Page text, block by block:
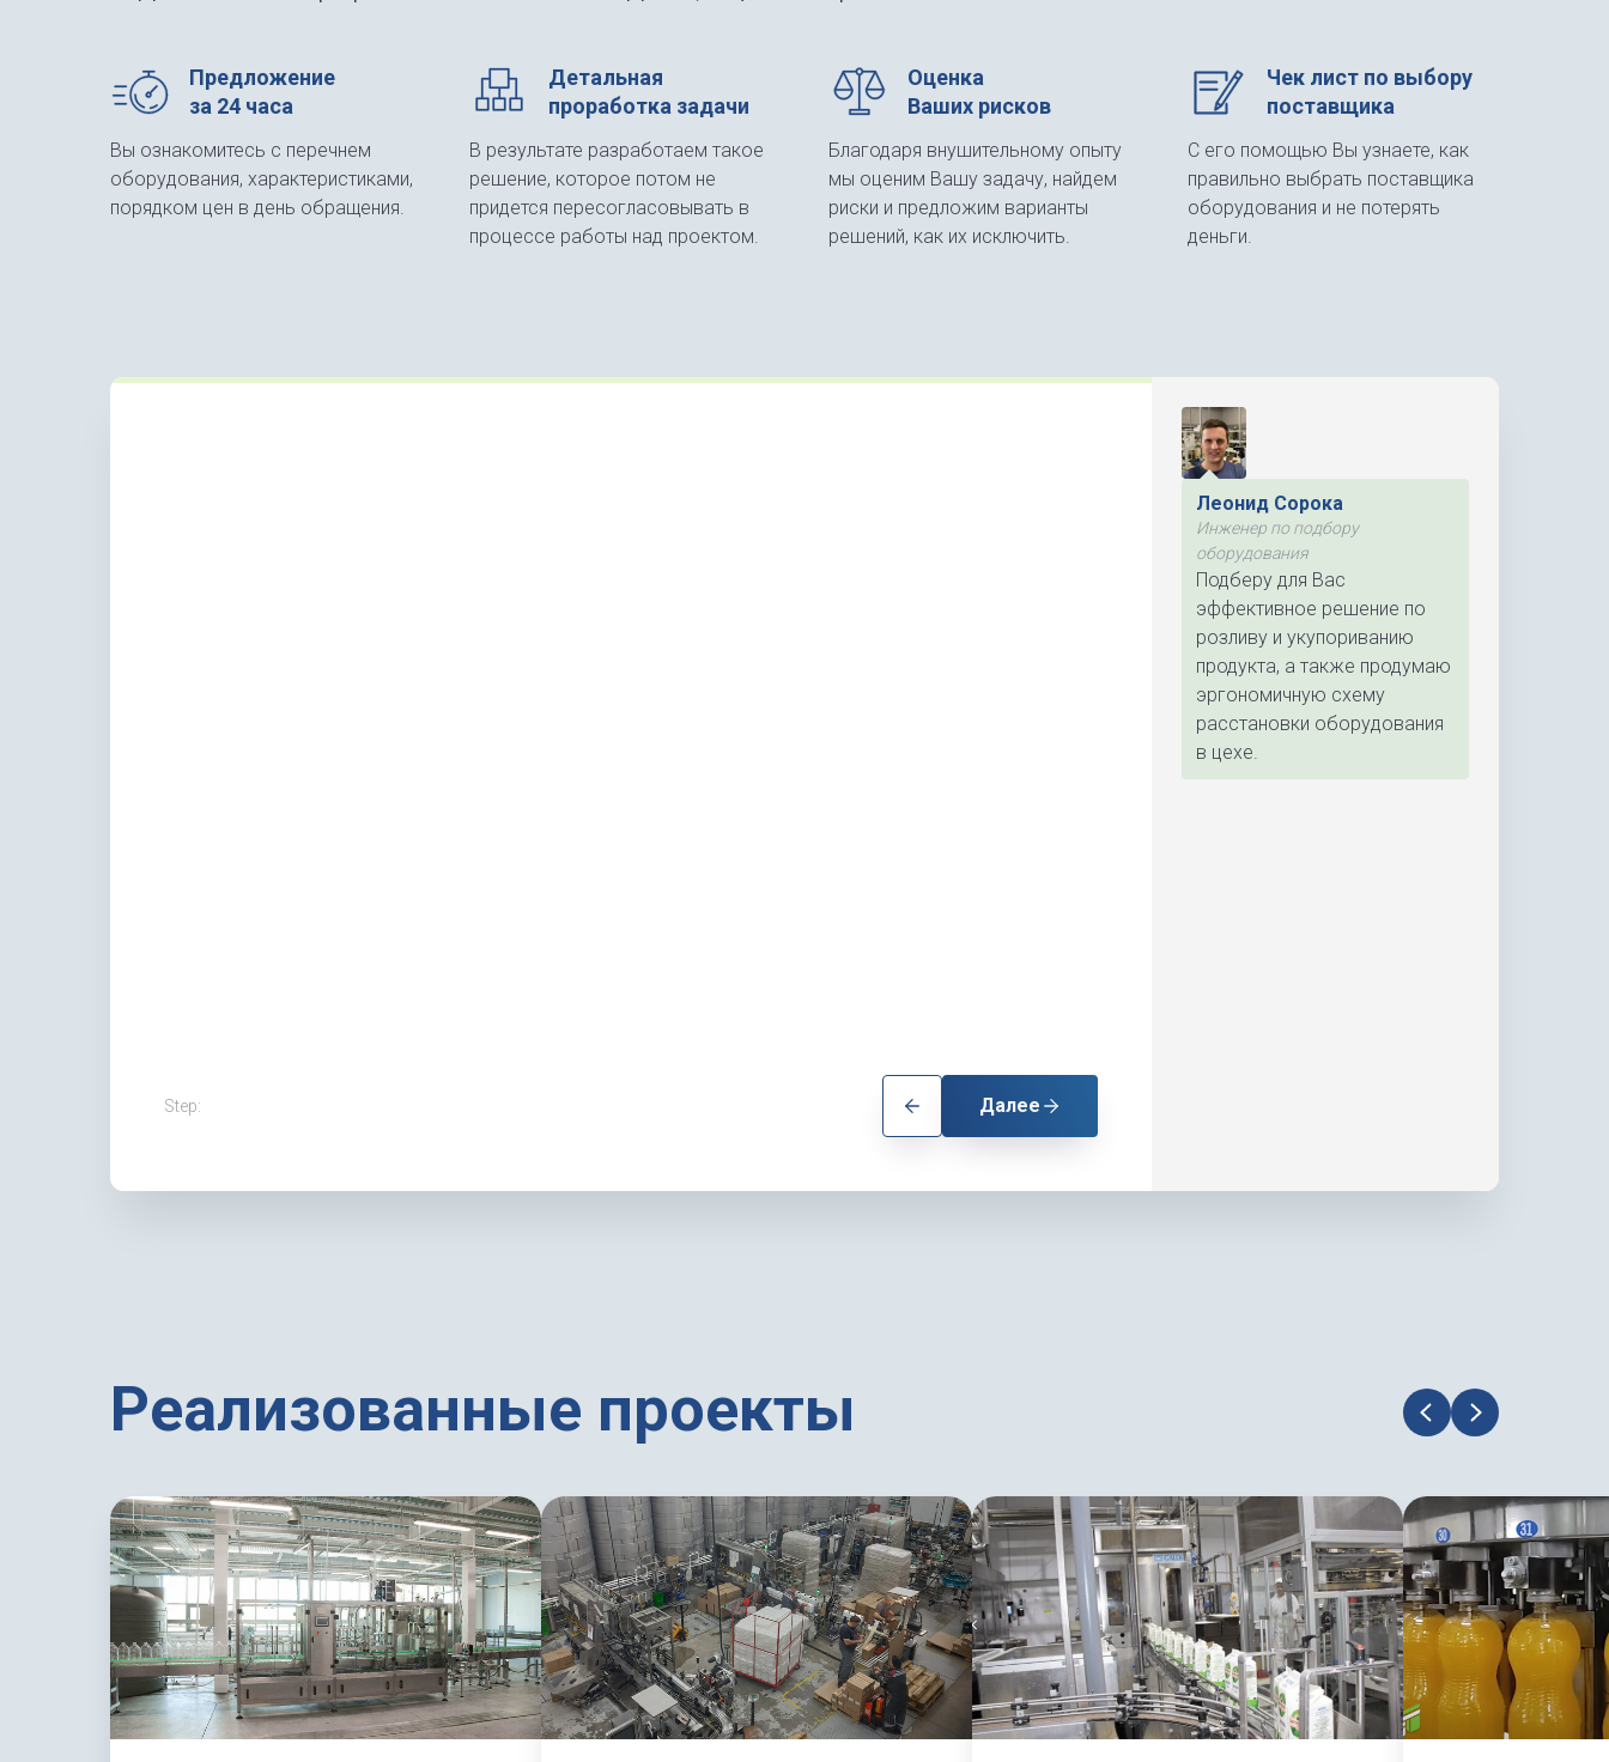
Предложение
за 24 часа
Вы ознакомитесь с перечнем
оборудования, характеристиками,
порядком цен в день обращения.
Детальная
проработка задачи
В результате разработаем такое
решение, которое потом не
придется пересогласовывать в
процессе работы над проектом.
Оценка
Ваших рисков
Благодаря внушительному опыту
мы оценим Вашу задачу, найдем
риски и предложим варианты
решений, как их исключить.
Чек лист по выбору
поставщика
С его помощью Вы узнаете, как
правильно выбрать поставщика
оборудования и не потерять
деньги.
Леонид Сорока
Инженер по подбору
оборудования
Подберу для Вас
эффективное решение по
розливу и укупориванию
продукта, а также продумаю
эргономичную схему
расстановки оборудования
в цехе.
Step: Далее
Реализованные проекты